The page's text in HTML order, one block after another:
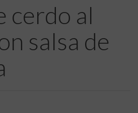
cerdo al
salsa de